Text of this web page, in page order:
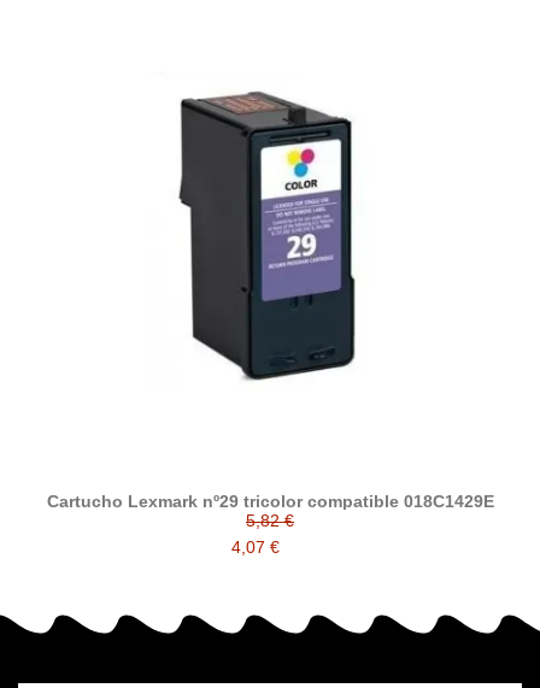
Cartucho Lexmark nº29 tricolor compatible 018C1429E
5,82 €
4,07 €